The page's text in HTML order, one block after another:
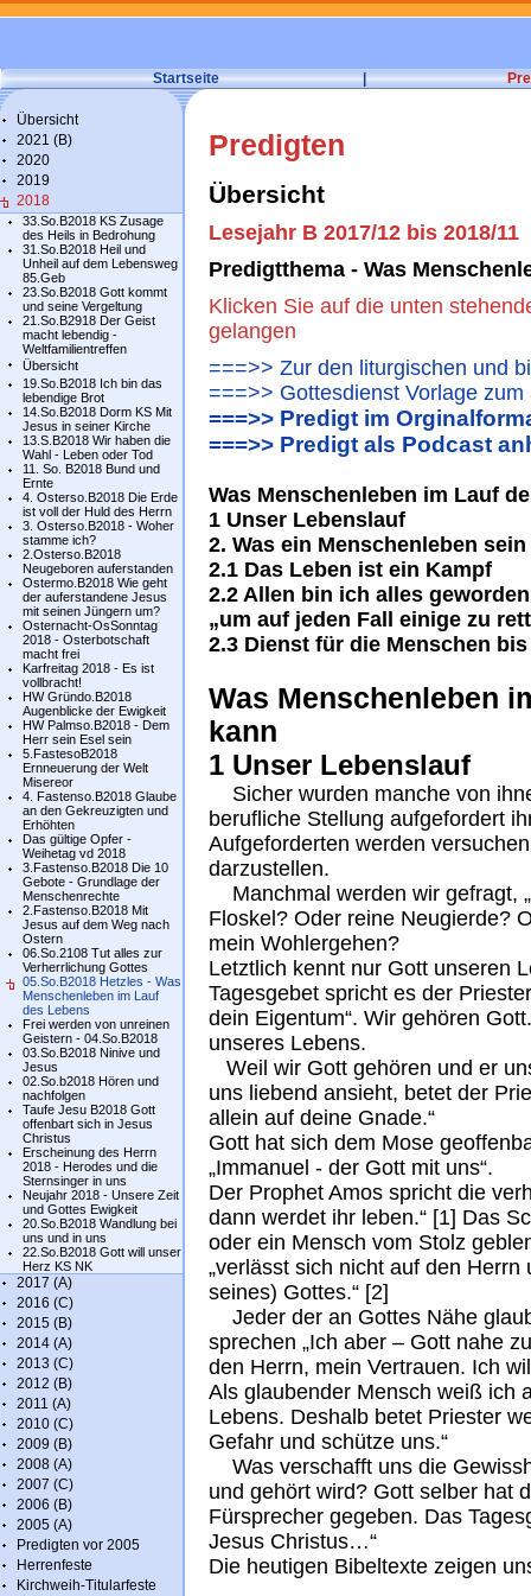
Startseite |
Übersicht
2021 (B)
2020
2019
2018
33.So.B2018 KS Zusage
des Heils in Bedrohung
31.So.B2018 Heil und
Unheil auf dem Lebensweg
85.Geb
23.So.B2018 Gott kommt
und seine Vergeltung
21.So.B2918 Der Geist
macht lebendig -
Weltfamilientreffen
Übersicht
19.So.B2018 Ich bin das
lebendige Brot
14.So.B2018 Dorm KS Mit
Jesus in seiner Kirche
13.S.B2018 Wir haben die
Wahl - Leben oder Tod
11. So. B2018 Bund und
Ernte
4. Osterso.B2018 Die Erde
ist voll der Huld des Herrn
3. Osterso.B2018 - Woher
stamme ich?
2.Osterso.B2018
Neugeboren auferstanden
Ostermo.B2018 Wie geht
der auferstandene Jesus
mit seinen Jüngern um?
Osternacht-OsSonntag
2018 - Osterbotschaft
macht frei
Karfreitag 2018 - Es ist
vollbracht!
HW Gründo.B2018
Augenblicke der Ewigkeit
HW Palmso.B2018 - Dem
Herr sein Esel sein
5.FastesoB2018
Ernneuerung der Welt
Misereor
4. Fastenso.B2018 Glaube
an den Gekreuzigten und
Erhöhten
Das gültige Opfer -
Weihetag vd 2018
3.Fastenso.B2018 Die 10
Gebote - Grundlage der
Menschenrechte
2.Fastenso.B2018 Mit
Jesus auf dem Weg nach
Ostern
06.So.2108 Tut alles zur
Verherrlichung Gottes
05.So.B2018 Hetzles - Was
Menschenleben im Lauf
des Lebens
Frei werden von unreinen
Geistern - 04.So.B2018
03.So.B2018 Ninive und
Jesus
02.So.b2018 Hören und
nachfolgen
Taufe Jesu B2018 Gott
offenbart sich in Jesus
Christus
Erscheinung des Herrn
2018 - Herodes und die
Sternsinger in uns
Neujahr 2018 - Unsere Zeit
und Gottes Ewigkeit
20.So.B2018 Wandlung bei
uns und in uns
22.So.B2018 Gott will unser
Herz KS NK
2017 (A)
2016 (C)
2015 (B)
2014 (A)
2013 (C)
2012 (B)
2011 (A)
2010 (C)
2009 (B)
2008 (A)
2007 (C)
2006 (B)
2005 (A)
Predigten vor 2005
Herrenfeste
Kirchweih-Titularfeste
Predigten
Übersicht
Lesejahr B 2017/12 bis 2018/11
Predigtthema - Was
Klicken Sie auf die unten
gelangen
===>> Zur den liturgischen und
===>> Gottesdienst Vorlage
===>> Predigt im
===>> Predigt als Podcast
Was Menschenleben im Lauf
1 Unser Lebenslauf
2. Was ein Menschenleben
2.1 Das Leben ist ein Kampf
2.2 Allen bin ich alles geworden
„um auf jeden Fall einige zu
2.3 Dienst für die Menschen
Was Menschenleben
kann
1 Unser Lebenslauf
Sicher wurden manche von
berufliche Stellung aufgefordert
Aufgeforderten werden
darzustellen.
Manchmal werden wir gefragt,
Floskel? Oder reine Neugierde?
mein Wohlergehen?
Letztlich kennt nur Gott unseren
Tagesgebet spricht es der
dein Eigentum“. Wir gehören
unseres Lebens.
Weil wir Gott gehören und er
uns liebend ansieht, betet der
allein auf deine Gnade.“
Gott hat sich dem Mose
„Immanuel - der Gott mit uns“.
Der Prophet Amos spricht die
dann werdet ihr leben.“ [1] Das
oder ein Mensch vom Stolz
„verlässt sich nicht auf den
seines) Gottes.“ [2]
Jeder der an Gottes Nähe
sprechen „Ich aber – Gott nahe
den Herrn, mein Vertrauen. Ich
Als glaubender Mensch weiß ich
Lebens. Deshalb betet Priester
Gefahr und schütze uns.“
Was verschafft uns die
und gehört wird? Gott selber hat
Fürsprecher gegeben. Das
Jesus Christus…“
Die heutigen Bibeltexte zeigen